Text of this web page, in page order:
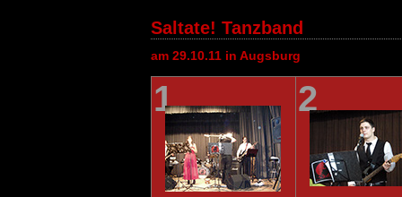
Saltate! Tanzband
am 29.10.11 in Augsburg
1 2